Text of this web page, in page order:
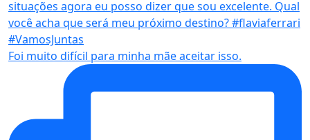
Foi muito difícil para minha mãe aceitar isso.